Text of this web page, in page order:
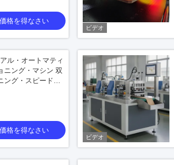
格を得なさい
ビデオ
ル・オートマティ
ニング・マシン 双
ング・スピード
格を得なさい
ビデオ